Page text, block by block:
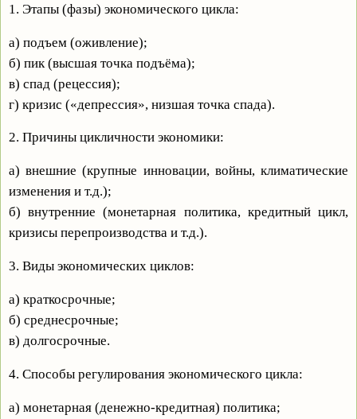
1. Этапы (фазы) экономического цикла:
а) подъем (оживление);
б) пик (высшая точка подъёма);
в) спад (рецессия);
г) кризис («депрессия», низшая точка спада).
2. Причины цикличности экономики:
а) внешние (крупные инновации, войны, климатические
изменения и т.д.);
б) внутренние (монетарная политика, кредитный цикл,
кризисы перепроизводства и т.д.).
3. Виды экономических циклов:
а) краткосрочные;
б) среднесрочные;
в) долгосрочные.
4. Способы регулирования экономического цикла:
а) монетарная (денежно-кредитная) политика;